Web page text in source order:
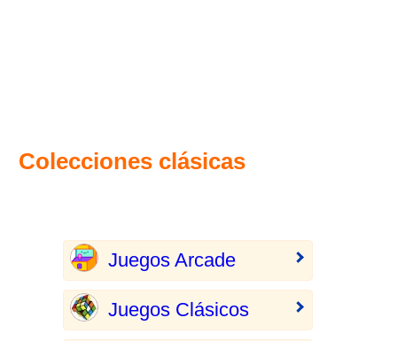
Colecciones clásicas
Juegos Arcade
Juegos Clásicos